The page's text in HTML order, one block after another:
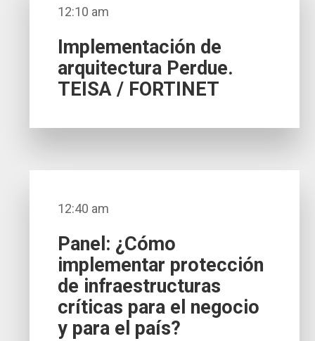
12:10 am
Implementación de
arquitectura Perdue.
TEISA / FORTINET
12:40 am
Panel: ¿Cómo
implementar protección
de infraestructuras
críticas para el negocio
y para el país?